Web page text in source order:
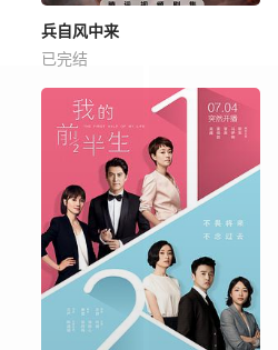
兵自风中来
已完结